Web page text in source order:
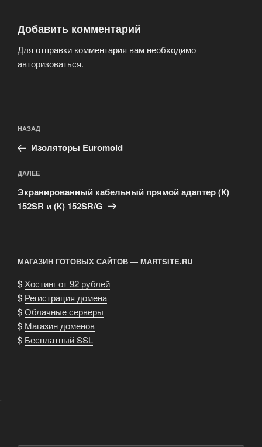
Добавить комментарий
Для отправки комментария вам необходимо
авторизоваться.
по
записям
Предыдущая
запись:
НАЗАД
Изоляторы Euromold
Следующая
запись
ДАЛЕЕ
Экранированный кабельный прямой адаптер (К)
152SR и (К) 152SR/G
МАГАЗИН ГОТОВЫХ САЙТОВ — MARTSITE.RU
$Хостинг от 92 рублей
$ Регистрация домена
$Облачные серверы
$ Магазин доменов
$ Бесплатный SSL
.